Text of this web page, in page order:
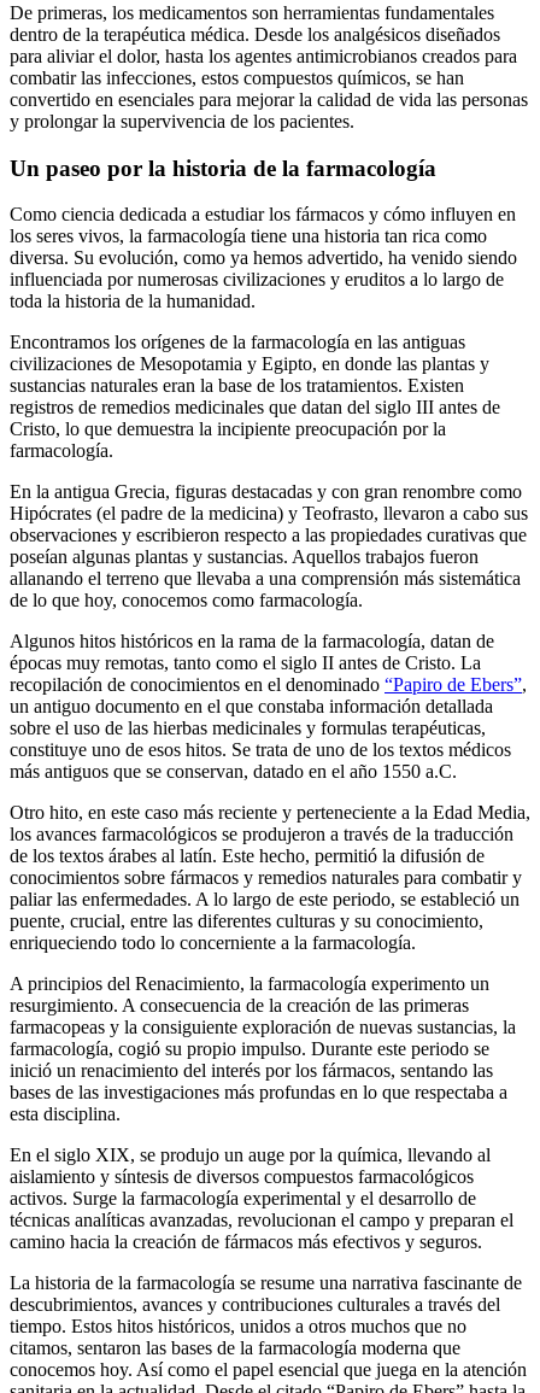
De primeras, los medicamentos son herramientas fundamentales
dentro de la terapéutica médica. Desde los analgésicos diseñados
para aliviar el dolor, hasta los agentes antimicrobianos creados para
combatir las infecciones, estos compuestos químicos, se han
convertido en esenciales para mejorar la calidad de vida las personas
y prolongar la supervivencia de los pacientes.
Un paseo por la historia de la farmacología
Como ciencia dedicada a estudiar los fármacos y cómo influyen en
los seres vivos, la farmacología tiene una historia tan rica como
diversa. Su evolución, como ya hemos advertido, ha venido siendo
influenciada por numerosas civilizaciones y eruditos a lo largo de
toda la historia de la humanidad.
Encontramos los orígenes de la farmacología en las antiguas
civilizaciones de Mesopotamia y Egipto, en donde las plantas y
sustancias naturales eran la base de los tratamientos. Existen
registros de remedios medicinales que datan del siglo III antes de
Cristo, lo que demuestra la incipiente preocupación por la
farmacología.
En la antigua Grecia, figuras destacadas y con gran renombre como
Hipócrates (el padre de la medicina) y Teofrasto, llevaron a cabo sus
observaciones y escribieron respecto a las propiedades curativas que
poseían algunas plantas y sustancias. Aquellos trabajos fueron
allanando el terreno que llevaba a una comprensión más sistemática
de lo que hoy, conocemos como farmacología.
Algunos hitos históricos en la rama de la farmacología, datan de
épocas muy remotas, tanto como el siglo II antes de Cristo. La
recopilación de conocimientos en el denominado “Papiro de Ebers”,
un antiguo documento en el que constaba información detallada
sobre el uso de las hierbas medicinales y formulas terapéuticas,
constituye uno de esos hitos. Se trata de uno de los textos médicos
más antiguos que se conservan, datado en el año 1550 a.C.
Otro hito, en este caso más reciente y perteneciente a la Edad Media,
los avances farmacológicos se produjeron a través de la traducción
de los textos árabes al latín. Este hecho, permitió la difusión de
conocimientos sobre fármacos y remedios naturales para combatir y
paliar las enfermedades. A lo largo de este periodo, se estableció un
puente, crucial, entre las diferentes culturas y su conocimiento,
enriqueciendo todo lo concerniente a la farmacología.
A principios del Renacimiento, la farmacología experimento un
resurgimiento. A consecuencia de la creación de las primeras
farmacopeas y la consiguiente exploración de nuevas sustancias, la
farmacología, cogió su propio impulso. Durante este periodo se
inició un renacimiento del interés por los fármacos, sentando las
bases de las investigaciones más profundas en lo que respectaba a
esta disciplina.
En el siglo XIX, se produjo un auge por la química, llevando al
aislamiento y síntesis de diversos compuestos farmacológicos
activos. Surge la farmacología experimental y el desarrollo de
técnicas analíticas avanzadas, revolucionan el campo y preparan el
camino hacia la creación de fármacos más efectivos y seguros.
La historia de la farmacología se resume una narrativa fascinante de
descubrimientos, avances y contribuciones culturales a través del
tiempo. Estos hitos históricos, unidos a otros muchos que no
citamos, sentaron las bases de la farmacología moderna que
conocemos hoy. Así como el papel esencial que juega en la atención